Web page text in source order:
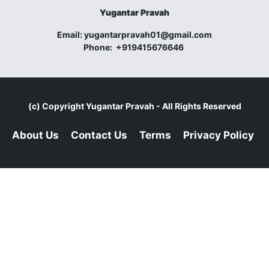
Yugantar Pravah
Email:yugantarpravah01@gmail.com
Phone: +919415676646
(c) CopyrightYugantar Pravah - All Rights Reserved
About Us Contact Us Terms Privacy Policy